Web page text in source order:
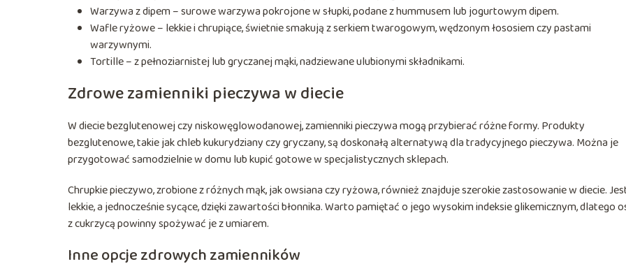
Warzywa z dipem – surowe warzywa pokrojone w słupki, podane z hummusem lub jogurtowym dipem.
Wafle ryżowe – lekkie i chrupiące, świetnie smakują z serkiem twarogowym, wędzonym łososiem czy pastami
warzywnymi.
Tortille – z pełnoziarnistej lub gryczanej mąki, nadziewane ulubionymi składnikami.
Zdrowe zamienniki pieczywa w diecie
W diecie bezglutenowej czy niskowęglowodanowej, zamienniki pieczywa mogą przybierać różne formy. Produkty
bezglutenowe, takie jak chleb kukurydziany czy gryczany, są doskonałą alternatywą dla tradycyjnego pieczywa. Można je
przygotować samodzielnie w domu lub kupić gotowe w specjalistycznych sklepach.
Chrupkie pieczywo, zrobione z różnych mąk, jak owsiana czy ryżowa, również znajduje szerokie zastosowanie w diecie.
lekkie, a jednocześnie sycące, dzięki zawartości błonnika. Warto pamiętać o jego wysokim indeksie glikemicznym, dlatego
z cukrzycą powinny spożywać je z umiarem.
Inne opcje zdrowych zamienników